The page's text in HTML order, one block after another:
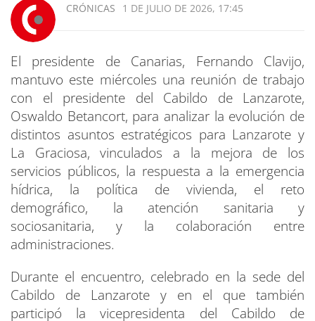
CRÓNICAS 1 DE JULIO DE 2026, 17:45
El presidente de Canarias, Fernando Clavijo,
mantuvo este miércoles una reunión de trabajo
con el presidente del Cabildo de Lanzarote,
Oswaldo Betancort, para analizar la evolución de
distintos asuntos estratégicos para Lanzarote y
La Graciosa, vinculados a la mejora de los
servicios públicos, la respuesta a la emergencia
hídrica, la política de vivienda, el reto
demográfico, la atención sanitaria y
sociosanitaria, y la colaboración entre
administraciones.
Durante el encuentro, celebrado en la sede del
Cabildo de Lanzarote y en el que también
participó la vicepresidenta del Cabildo de